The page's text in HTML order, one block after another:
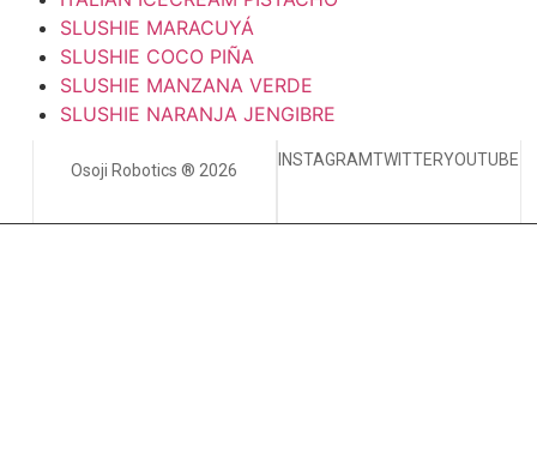
SLUSHIE MARACUYÁ
SLUSHIE COCO PIÑA
SLUSHIE MANZANA VERDE
SLUSHIE NARANJA JENGIBRE
Osoji Robotics ® 2026
INSTAGRAMTWITTERYOUTUBE